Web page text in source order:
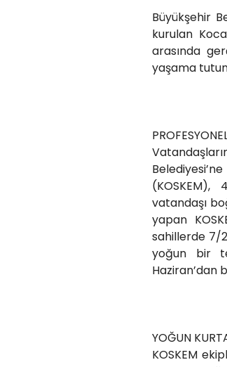
Büyükşehir
kurulan
arasında
yaşama
vatandaşı
yapan
sahillerde 7/
yoğun bir
Haziran’dan
YOĞUN
KOSKEM